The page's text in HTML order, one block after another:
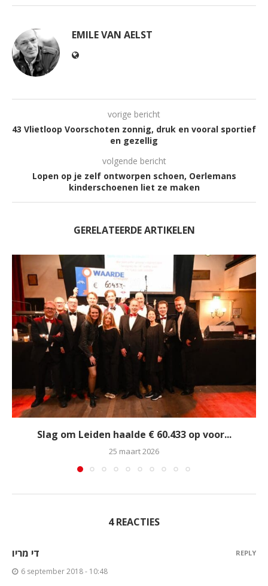
EMILE VAN AELST
vorige bericht
43 Vlietloop Voorschoten zonnig, druk en vooral sportief
en gezellig
volgende bericht
Lopen op je zelf ontworpen schoen, Oerlemans
kinderschoenen liet ze maken
GERELATEERDE ARTIKELEN
Slag om Leiden haalde € 60.433 op voor...
25 maart 2026
4 REACTIES
די מריו
6 september 2018 - 10:48
REPLY